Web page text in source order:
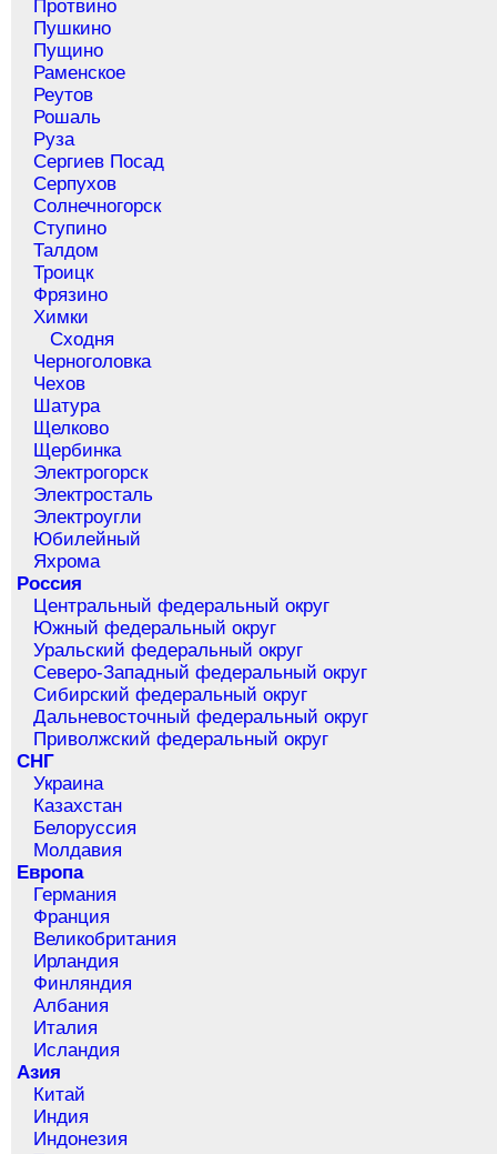
Протвино
Пушкино
Пущино
Раменское
Реутов
Рошаль
Руза
Сергиев Посад
Серпухов
Солнечногорск
Ступино
Талдом
Троицк
Фрязино
Химки
Сходня
Черноголовка
Чехов
Шатура
Щелково
Щербинка
Электрогорск
Электросталь
Электроугли
Юбилейный
Яхрома
Россия
Центральный федеральный округ
Южный федеральный округ
Уральский федеральный округ
Северо-Западный федеральный округ
Сибирский федеральный округ
Дальневосточный федеральный округ
Приволжский федеральный округ
СНГ
Украина
Казахстан
Белоруссия
Молдавия
Европа
Германия
Франция
Великобритания
Ирландия
Финляндия
Албания
Италия
Исландия
Азия
Китай
Индия
Индонезия